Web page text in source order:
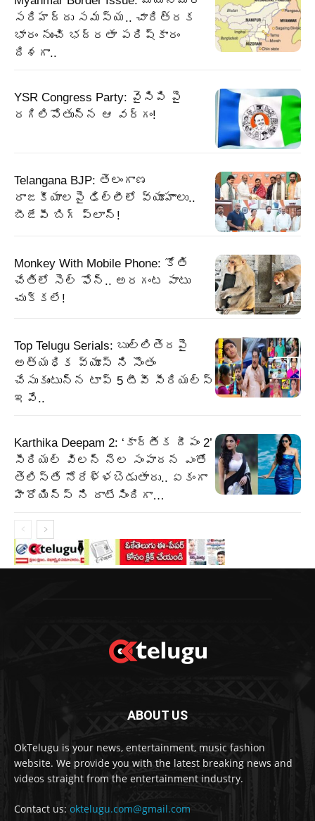
సరిహద్దు సమస్య.. చారిత్రక
భారం నుంచి భద్రతా పరిష్కారం
దిశగా..
YSR Congress Party: వైసిపి పై
రగిలిపోతున్న ఆ వర్గం!
Telangana BJP: తెలంగాణ
రాజకీయాలపై ఢిల్లీలో వ్యూహాలు..
బీజేపీ బిగ్‌ ప్లాన్‌!
Monkey With Mobile Phone: కోతి
చేతిలో సెల్ ఫోన్.. అరగంట పాటు
చుక్కలే!
Top Telugu Serials: బుల్లితెరపై
అత్యధిక వ్యూస్ ని సొంతం
చేసుకుంటున్న టాప్ 5 టీవీ సీరియల్స్
ఇవే..
Karthika Deepam 2: ‘కార్తీక దీపం 2’
సీరియల్ విలన్ నెల సంపాదన ఎంతో
తెలిస్తే నోరేళ్ళబెడుతారు.. ఏకంగా
హీరోయిన్స్ ని దాటేసిందిగా…
ABOUT US
OkTelugu is your news, entertainment, music fashion
website. We provide you with the latest breaking news and
videos straight from the entertainment industry.
Contact us: oktelugu.com@gmail.com